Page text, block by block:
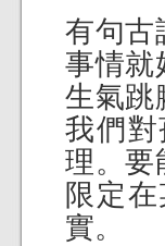
有句古
事情就
生氣跳
我們
理。要
限定
實。